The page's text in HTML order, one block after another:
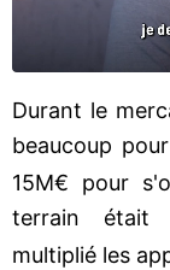
Durant le
beaucoup
15M€ pour
terrain était
multiplié les